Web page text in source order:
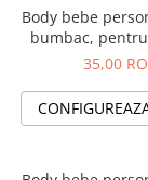
Tablou
Body bebe
bumbac,
nume si35,00